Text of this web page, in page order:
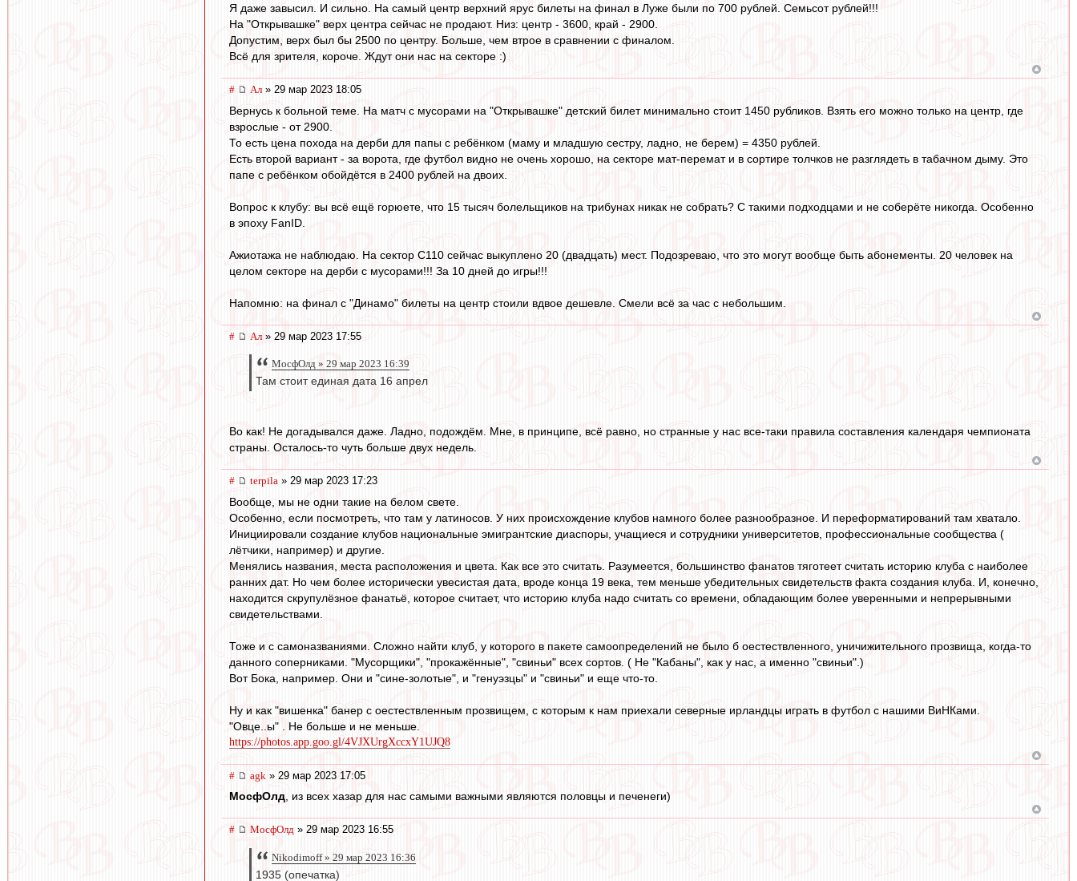
Я даже завысил. И сильно. На самый центр верхний ярус билеты на финал в Луже были по 700 рублей. Семьсот рублей!!!
На "Открывашке" верх центра сейчас не продают. Низ: центр - 3600, край - 2900.
Допустим, верх был бы 2500 по центру. Больше, чем втрое в сравнении с финалом.
Всё для зрителя, короче. Ждут они нас на секторе :)
# Ал » 29 мар 2023 18:05
Вернусь к больной теме. На матч с мусорами на "Открывашке" детский билет минимально стоит 1450 рубликов. Взять его можно только на центр, где
взрослые - от 2900.
То есть цена похода на дерби для папы с ребёнком (маму и младшую сестру, ладно, не берем) = 4350 рублей.
Есть второй вариант - за ворота, где футбол видно не очень хорошо, на секторе мат-перемат и в сортире толчков не разглядеть в табачном дыму. Это
папе с ребёнком обойдётся в 2400 рублей на двоих.
Вопрос к клубу: вы всё ещё горюете, что 15 тысяч болельщиков на трибунах никак не собрать? С такими подходцами и не соберёте никогда. Особенно
в эпоху FanID.
Ажиотажа не наблюдаю. На сектор С110 сейчас выкуплено 20 (двадцать) мест. Подозреваю, что это могут вообще быть абонементы. 20 человек на
целом секторе на дерби с мусорами!!! За 10 дней до игры!!!
Напомню: на финал с "Динамо" билеты на центр стоили вдвое дешевле. Смели всё за час с небольшим.
# Ал » 29 мар 2023 17:55
МосфОлд » 29 мар 2023 16:39
Там стоит единая дата 16 апрел
Во как! Не догадывался даже. Ладно, подождём. Мне, в принципе, всё равно, но странные у нас все-таки правила составления календаря чемпионата
страны. Осталось-то чуть больше двух недель.
# terpila » 29 мар 2023 17:23
Вообще, мы не одни такие на белом свете.
Особенно, если посмотреть, что там у латиносов. У них происхождение клубов намного более разнообразное. И переформатирований там хватало.
Инициировали создание клубов национальные эмигрантские диаспоры, учащиеся и сотрудники университетов, профессиональные сообщества (
лётчики, например) и другие.
Менялись названия, места расположения и цвета. Как все это считать. Разумеется, большинство фанатов тяготеет считать историю клуба с наиболее
ранних дат. Но чем более исторически увесистая дата, вроде конца 19 века, тем меньше убедительных свидетельств факта создания клуба. И, конечно,
находится скрупулёзное фанатьё, которое считает, что историю клуба надо считать со времени, обладающим более уверенными и непрерывными
свидетельствами.
Тоже и с самоназваниями. Сложно найти клуб, у которого в пакете самоопределений не было б оестествленного, уничижительного прозвища, когда-то
данного соперниками. "Мусорщики", "прокажённые", "свиньи" всех сортов. ( Не "Кабаны", как у нас, а именно "свиньи".)
Вот Бока, например. Они и "сине-золотые", и "генуэзцы" и "свиньи" и еще что-то.
Ну и как "вишенка" банер с оестествленным прозвищем, с которым к нам приехали северные ирландцы играть в футбол с нашими ВиНКами.
"Овце..ы" . Не больше и не меньше.
https://photos.app.goo.gl/4VJXUrgXccxY1UJQ8
# agk » 29 мар 2023 17:05
МосфОлд, из всех хазар для нас самыми важными являются половцы и печенеги)
# МосфОлд » 29 мар 2023 16:55
Nikodimoff » 29 мар 2023 16:36
1935 (опечатка)